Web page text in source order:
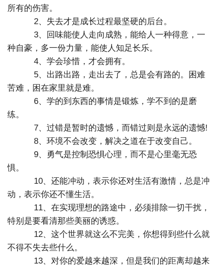
所有的伤害。
2、失去才是成长过程最坚硬的后台。
3、回味能使人走向成熟，能给人一种得意，一
种自豪，多一份力量，能使人知足长乐。
4、学会珍惜，才会拥有。
5、出路出路，走出去了，总是会有路的。困难
苦难，困在家里就是难。
6、学的到东西的事情是锻炼，学不到的是磨
练。
7、过错是暂时的遗憾，而错过则是永远的遗憾!
8、环境不会改变，解决之道在于改变自己。
9、勇气是控制恐惧心理，而不是心里毫无恐
惧。
10、还能冲动，表示你还对生活有激情，总是冲
动，表示你还不懂生活。
11、在实现理想的路途中，必须排除一切干扰，
特别是要看清那些美丽的诱惑。
12、这个世界就这么不完美，你想得到些什么就
不得不失去些什么。
13、对你的爱越来越深，但是我们的距离却越来